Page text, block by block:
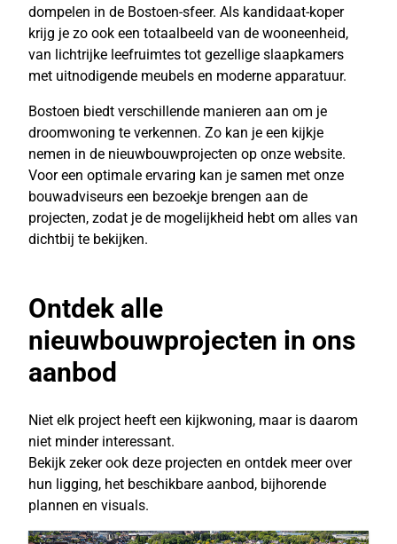
dompelen in de Bostoen-sfeer. Als kandidaat-koper
krijg je zo ook een totaalbeeld van de wooneenheid,
van lichtrijke leefruimtes tot gezellige slaapkamers
met uitnodigende meubels en moderne apparatuur.
Bostoen biedt verschillende manieren aan om je
droomwoning te verkennen. Zo kan je een kijkje
nemen in de nieuwbouwprojecten op onze website.
Voor een optimale ervaring kan je samen met onze
bouwadviseurs een bezoekje brengen aan de
projecten, zodat je de mogelijkheid hebt om alles van
dichtbij te bekijken.
Ontdek alle
nieuwbouwprojecten in ons
aanbod
Niet elk project heeft een kijkwoning, maar is daarom
niet minder interessant.
Bekijk zeker ook deze projecten en ontdek meer over
hun ligging, het beschikbare aanbod, bijhorende
plannen en visuals.